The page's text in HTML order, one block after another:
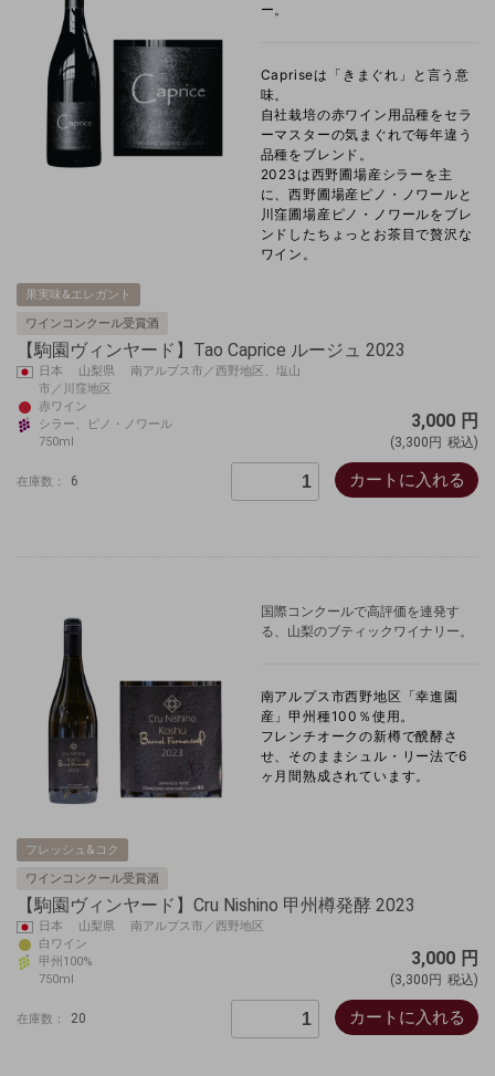
ー。
Capriseは「きまぐれ」と言う意
味。
自社栽培の赤ワイン用品種をセラ
ーマスターの気まぐれで毎年違う
品種をブレンド。
2023は西野圃場産シラーを主
に、西野圃場産ピノ・ノワールと
川窪圃場産ピノ・ノワールをブレ
ンドしたちょっとお茶目で贅沢な
ワイン。
果実味&エレガント
ワインコンクール受賞酒
【駒園ヴィンヤード】Tao Caprice ルージュ 2023
日本 山梨県 南アルプス市／西野地区、塩山
市／川窪地区
赤ワイン
シラー、ピノ・ノワール
750ml
3,000 円
(3,300円 税込)
在庫数： 6 カートに入れる
国際コンクールで高評価を連発す
る、山梨のブティックワイナリー。
南アルプス市西野地区「幸進園
産」甲州種100％使用。
フレンチオークの新樽で醗酵さ
せ、そのままシュル・リー法で6
ヶ月間熟成されています。
フレッシュ&コク
ワインコンクール受賞酒
【駒園ヴィンヤード】Cru Nishino 甲州樽発酵 2023
日本 山梨県 南アルプス市／西野地区
白ワイン
甲州100%
750ml
3,000 円
(3,300円 税込)
在庫数： 20 カートに入れる